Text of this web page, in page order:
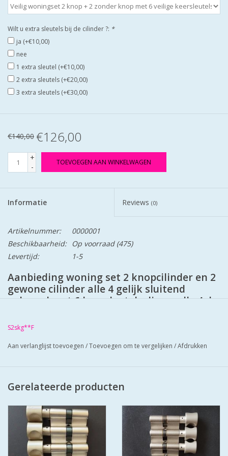
Wilt u extra sleutels bij de cilinder ?: *
ja (+€10,00)
nee
1 extra sleutel (+€10,00)
2 extra sleutels (+€20,00)
3 extra sleutels (+€30,00)
€140,00 €126,00
+
-
TOEVOEGEN AAN WINKELWAGEN
Informatie Reviews (0)
Artikelnummer:
0000001
Beschikbaarheid:
Op voorraad(475)
Levertijd:
1-5
Aanbieding woning set 2 knopcilinder en 2
gewone cilinder alle 4 gelijk sluitend
geleverd met 6 keersleutels die op alle 4 de
S2skg**F6 politie keurmerk veilig wonen.
Met u sleutelnummer kunt u altijd cilinders
of sleutels bij bestellen.
S2skg**F
Aan verlanglijst toevoegen /Toevoegen om te vergelijken /Afdrukken
Gerelateerde producten